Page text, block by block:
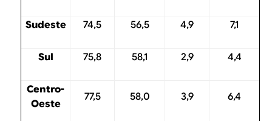
Sudeste 74,5 56,5 4,9 7,1
Sul 75,8 58,1 2,9 4,4
Centro-
Oeste
77,5 58,0 3,9 6,4